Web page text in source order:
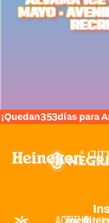
MAYO ·
¡Quedan353días para